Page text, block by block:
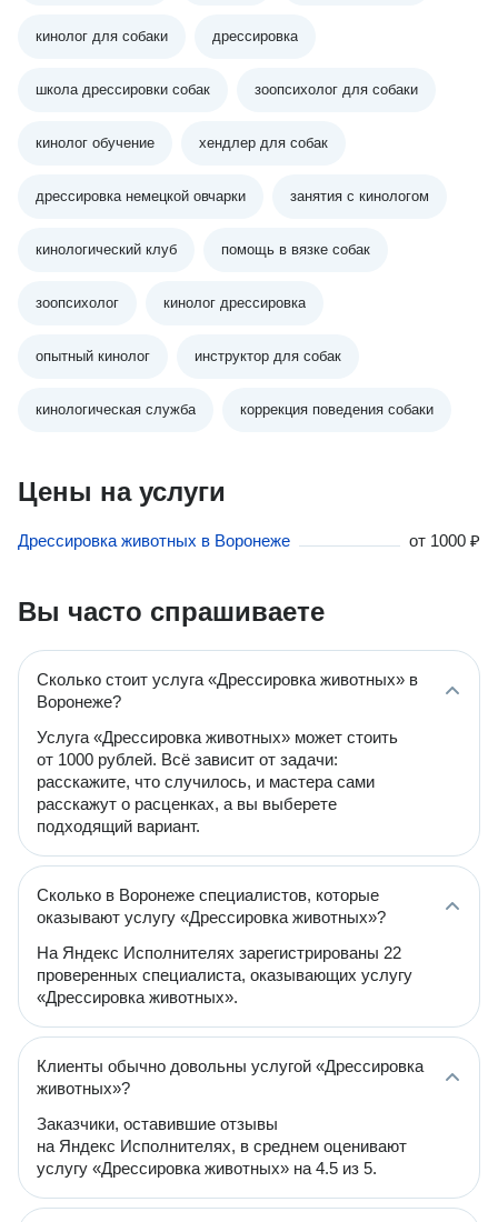
кинолог для собаки дрессировка
школа дрессировки собак зоопсихолог для собаки
кинолог обучение хендлер для собак
дрессировка немецкой овчарки занятия с кинологом
кинологический клуб помощь в вязке собак
зоопсихолог кинолог дрессировка
опытный кинолог инструктор для собак
кинологическая служба коррекция поведения собаки
Цены на услуги
Дрессировка животных в Воронеже от 1000 ₽
Вы часто спрашиваете
Сколько стоит услуга «Дрессировка животных» в
Воронеже?
Услуга «Дрессировка животных» может стоить
от 1000 рублей. Всё зависит от задачи:
расскажите, что случилось, и мастера сами
расскажут о расценках, а вы выберете
подходящий вариант.
Сколько в Воронеже специалистов, которые
оказывают услугу «Дрессировка животных»?
На Яндекс Исполнителях зарегистрированы 22
проверенных специалиста, оказывающих услугу
«Дрессировка животных».
Клиенты обычно довольны услугой «Дрессировка
животных»?
Заказчики, оставившие отзывы
на Яндекс Исполнителях, в среднем оценивают
услугу «Дрессировка животных» на 4.5 из 5.